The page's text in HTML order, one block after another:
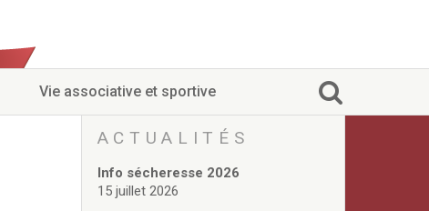
Vie associative et sportive
ACTUALITÉS
Info sécheresse 2026
15 juillet 2026